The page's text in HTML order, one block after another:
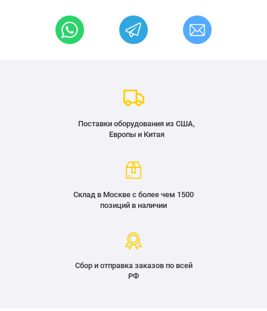
Поставки оборудования из США,
Европы и Китая
Склад в Москве с более чем 1500
позиций в наличии
Сбор и отправка заказов по всей
РФ